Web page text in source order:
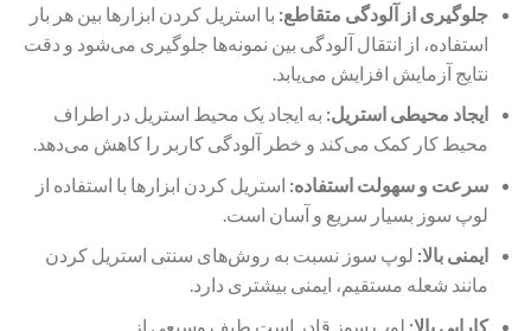
جلوگیری از آلودگی متقاطع: با استریل کردن ابزارها بین هر بار
استفاده، از انتقال آلودگی بین نمونه‌ها جلوگیری می‌شود و دقت
نتایج آزمایش افزایش می‌یابد.
ایجاد محیطی استریل: به ایجاد یک محیط استریل در اطراف
محیط کار کمک می‌کند و خطر آلودگی کاربر را کاهش می‌دهد.
سرعت و سهولت استفاده: استریل کردن ابزارها با استفاده از
لوپ سوز بسیار سریع و آسان است.
ایمنی بالا: لوپ سوز نسبت به روش‌های سنتی استریل کردن
مانند شعله مستقیم، ایمنی بیشتری دارد.
کارایی بالا: لوپ سوز قادر است طیف وسیعی از